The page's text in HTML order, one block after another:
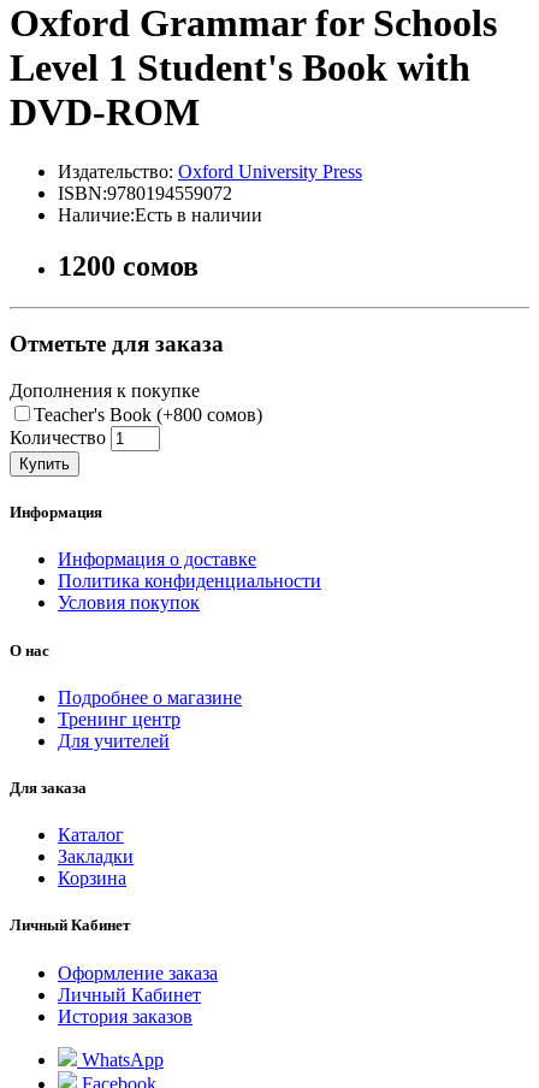
Oxford Grammar for Schools
Level 1 Student's Book with
DVD-ROM
Издательство: Oxford University Press
ISBN:9780194559072
Наличие:Есть в наличии
1200 сомов
Отметьте для заказа
Дополнения к покупке
Teacher's Book (+800 сомов)
Количество
Купить
Информация
Информация о доставке
Политика конфиденциальности
Условия покупок
О нас
Подробнее о магазине
Тренинг центр
Для учителей
Для заказа
Каталог
Закладки
Корзина
Личный Кабинет
Оформление заказа
Личный Кабинет
История заказов
WhatsApp
Facebook